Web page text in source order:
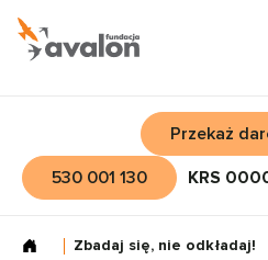
Przekaż
530 001 130
KRS
Zbadaj się, nie odkładaj!